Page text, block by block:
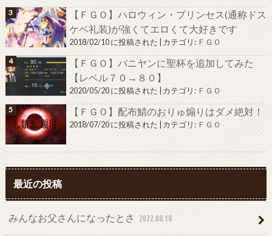
【ＦＧＯ】ハロウィン・プリンセス(通称ドス
ケベ礼装)が強くてエロくて大好きです
2018/02/10 に投稿された カテゴリ: ＦＧＯ
【ＦＧＯ】バニヤンに聖杯を追加してみた
【レベル７０→８０】
2020/05/20 に投稿された カテゴリ: ＦＧＯ
【ＦＧＯ】配布鯖のおりゅ煽りはダメ絶対！
2018/07/20 に投稿された カテゴリ: ＦＧＯ
最近の投稿
みんなお父さんになったとさ 2022.08.18